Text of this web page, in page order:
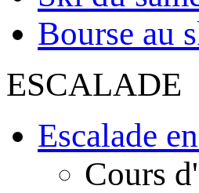
Bourse au
ESCALADE
Escalade
Cours